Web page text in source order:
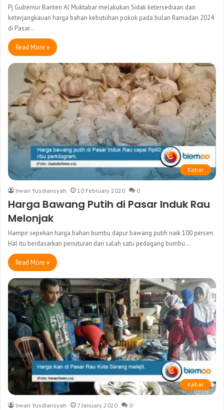
Pj Gubernur Banten Al Muktabar melakukan Sidak ketersediaan dan
keterjangkauan harga bahan kebutuhan pokok pada bulan Ramadan 2024
di Pasar…
Read More »
Kabar
Irwan Yusdiansyah 10 February 2020 0
Harga Bawang Putih di Pasar Induk Rau
Melonjak
Hampir sepekan harga bahan bumbu dapur bawang putih naik 100 persen.
Hal itu berdasarkan penuturan dari salah satu pedagang bumbu…
Read More »
Kabar
Irwan Yusdiansyah 7 January 2020 0